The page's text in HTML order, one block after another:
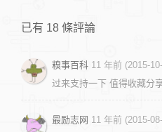
已有 18 條評論
糗事百科 11 年前 (2015-
过来支持一下 值得收藏分
最励志网 11 年前 (2015-